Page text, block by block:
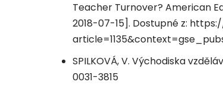
Teacher Turnover? American
2018-07-15]. Dostupné z:
SPILKOVÁ, V. Východiska
0031-3815